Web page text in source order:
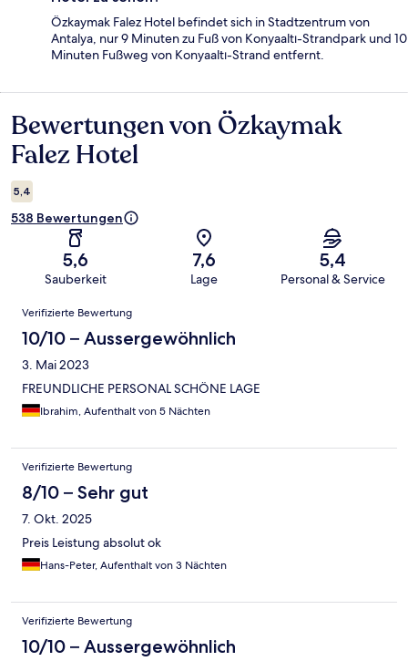
Özkaymak Falez Hotel befindet sich in Stadtzentrum von
Antalya, nur 9 Minuten zu Fuß von Konyaaltı-Strandpark und 10
Minuten Fußweg von Konyaaltı-Strand entfernt.
Bewertungen
Bewertungen von Özkaymak
Falez Hotel
5,4
538 Bewertungen
5,6
Sauberkeit
7,6
Lage
5,4
Personal & Service
Bewertungen
Verifizierte Bewertung
10/10 – Aussergewöhnlich
3. Mai 2023
FREUNDLICHE PERSONAL SCHÖNE LAGE
Ibrahim, Aufenthalt von 5 Nächten
Verifizierte Bewertung
8/10 – Sehr gut
7. Okt. 2025
Preis Leistung absolut ok
Hans-Peter, Aufenthalt von 3 Nächten
Verifizierte Bewertung
10/10 – Aussergewöhnlich